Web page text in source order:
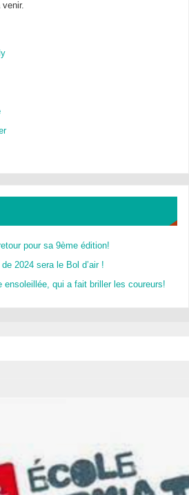
venir.
pour sa 9ème édition!
2024 sera le Bol d’air !
ensoleillée, qui a fait briller les coureurs!